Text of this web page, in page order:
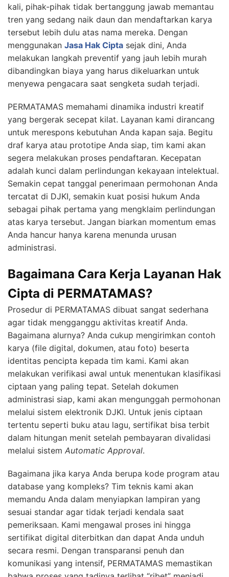
kali, pihak-pihak tidak bertanggung jawab memantau
tren yang sedang naik daun dan mendaftarkan karya
tersebut lebih dulu atas nama mereka. Dengan
menggunakan Jasa Hak Cipta sejak dini, Anda
melakukan langkah preventif yang jauh lebih murah
dibandingkan biaya yang harus dikeluarkan untuk
menyewa pengacara saat sengketa sudah terjadi.
PERMATAMAS memahami dinamika industri kreatif
yang bergerak secepat kilat. Layanan kami dirancang
untuk merespons kebutuhan Anda kapan saja. Begitu
draf karya atau prototipe Anda siap, tim kami akan
segera melakukan proses pendaftaran. Kecepatan
adalah kunci dalam perlindungan kekayaan intelektual.
Semakin cepat tanggal penerimaan permohonan Anda
tercatat di DJKI, semakin kuat posisi hukum Anda
sebagai pihak pertama yang mengklaim perlindungan
atas karya tersebut. Jangan biarkan momentum emas
Anda hancur hanya karena menunda urusan
administrasi.
Bagaimana Cara Kerja Layanan Hak
Cipta di PERMATAMAS?
Prosedur di PERMATAMAS dibuat sangat sederhana
agar tidak mengganggu aktivitas kreatif Anda.
Bagaimana alurnya? Anda cukup mengirimkan contoh
karya (file digital, dokumen, atau foto) beserta
identitas pencipta kepada tim kami. Kami akan
melakukan verifikasi awal untuk menentukan klasifikasi
ciptaan yang paling tepat. Setelah dokumen
administrasi siap, kami akan mengunggah permohonan
melalui sistem elektronik DJKI. Untuk jenis ciptaan
tertentu seperti buku atau lagu, sertifikat bisa terbit
dalam hitungan menit setelah pembayaran divalidasi
melalui sistem Automatic Approval.
Bagaimana jika karya Anda berupa kode program atau
database yang kompleks? Tim teknis kami akan
memandu Anda dalam menyiapkan lampiran yang
sesuai standar agar tidak terjadi kendala saat
pemeriksaan. Kami mengawal proses ini hingga
sertifikat digital diterbitkan dan dapat Anda unduh
secara resmi. Dengan transparansi penuh dan
komunikasi yang intensif, PERMATAMAS memastikan